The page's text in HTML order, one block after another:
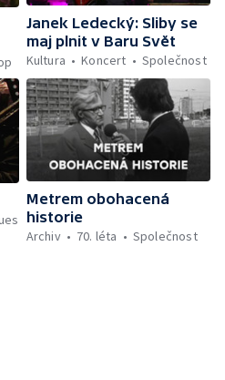
Janek Ledecký: Sliby se
maj plnit v Baru Svět
Kultura
Koncert Společnost
Metrem obohacená
historie
Archiv
70. léta Společnost